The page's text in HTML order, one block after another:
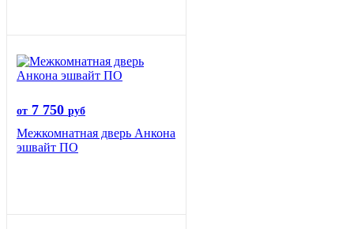
от 7 750 руб
Межкомнатная дверь Анкона
эшвайт ПО